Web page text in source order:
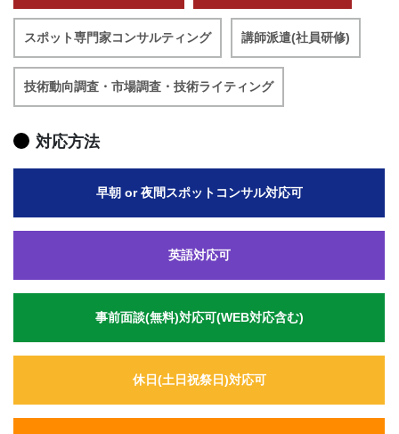
スポット専門家コンサルティング 講師派遣(社員研修)
技術動向調査・市場調査・技術ライティング
対応方法
早朝 or 夜間スポットコンサル対応可
英語対応可
事前面談(無料)対応可(WEB対応含む)
休日(土日祝祭日)対応可